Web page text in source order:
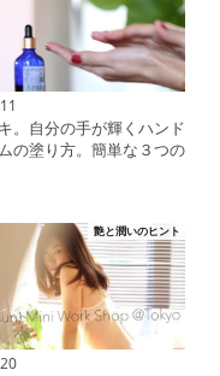
。自分の手が輝くハンド
の塗り方。簡単な３つの
艶と潤いのヒント